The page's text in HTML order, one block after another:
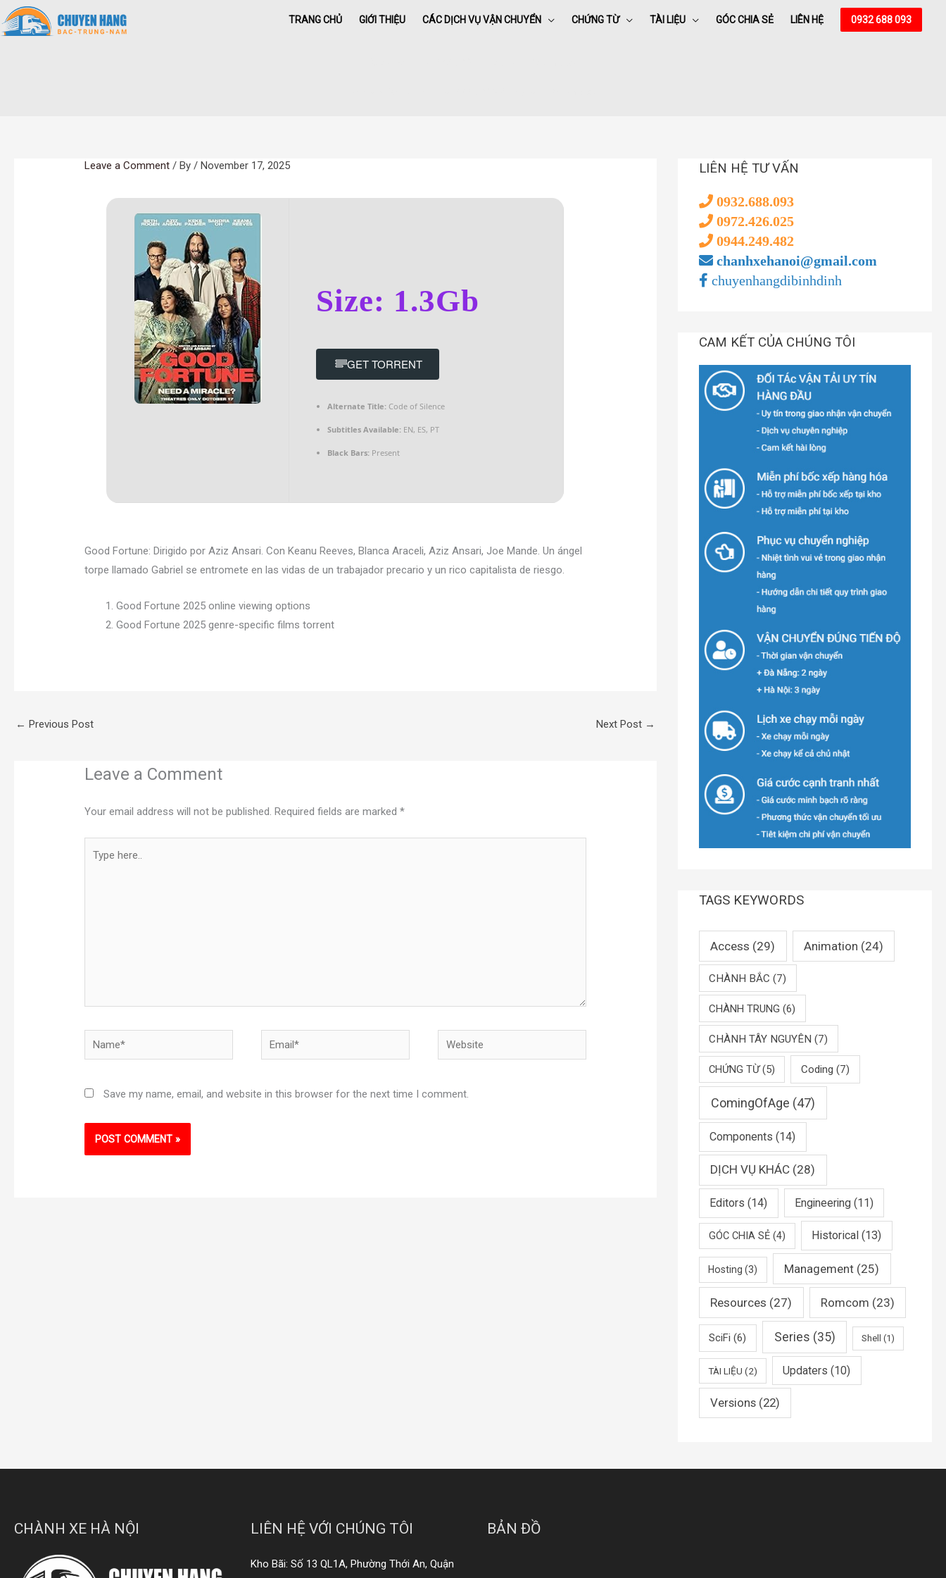
Skip
to
TRANG CHỦ GIỚI THIỆU CÁC DỊCH VỤ VẬN CHUYỂN CHỨNG TỪ TÀI LIỆU GÓC CHIA SẺ LIÊN HỆ 0932 688 093
Leave a Comment / By/November 17, 2025
Size: 1.3Gb
GET TORRENT
Alternate Title: Code of Silence
Subtitles Available: EN, ES, PT
Black Bars: Present
Good Fortune: Dirigido por Aziz Ansari. Con Keanu Reeves, Blanca Araceli, Aziz Ansari, Joe Mande. Un ángel
torpe llamado Gabriel se entromete en las vidas de un trabajador precario y un rico capitalista de riesgo.
Good Fortune 2025 online viewing options
Good Fortune 2025 genre-specific films torrent
← Previous Post Next Post →
Leave a Comment
Your email address will not be published. Required fields are marked*
here..
Name* Email* Website
Save my name, email, and website in this browser for the next time I comment.
LIÊN HỆ TƯ VẤN
0932.688.093
0972.426.025
0944.249.482
chanhxehanoi@gmail.com
chuyenhangdibinhdinh
CAM KẾT CỦA CHÚNG TÔI
TAGS KEYWORDS
Access (29) Animation (24)
CHÀNH BẮC (7)
CHÀNH TRUNG (6)
CHÀNH TÂY NGUYÊN (7)
CHỨNG TỪ(5) Coding (7)
ComingOfAge (47)
Components (14)
DỊCH VỤ KHÁC (28)
Editors (14) Engineering (11)
GÓC CHIA SẺ(4) Historical (13)
Hosting (3) Management (25)
Resources (27) Romcom (23)
SciFi (6) Series (35) Shell (1)
TÀI LIỆU (2) Updaters (10)
Versions(22)
CHÀNH XE HÀ NỘI LIÊN HỆ VỚI CHÚNG TÔI
Kho Bãi: Số 13 QL1A, Phường Thới An, Quận
BẢN ĐỒ